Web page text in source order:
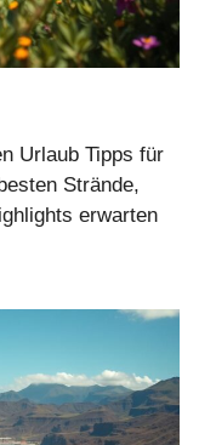
Urlaub Tipps für
Strände,
erwarten